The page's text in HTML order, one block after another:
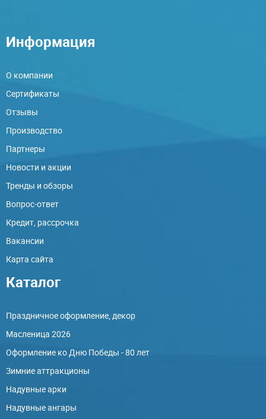
Информация
О компании
Сертификаты
Отзывы
Производство
Партнеры
Новости и акции
Тренды и обзоры
Вопрос-ответ
Кредит, рассрочка
Вакансии
Карта сайта
Каталог
Праздничное оформление, декор
Масленица 2026
Оформление ко Дню Победы - 80 лет
Зимние аттракционы
Надувные арки
Надувные ангары